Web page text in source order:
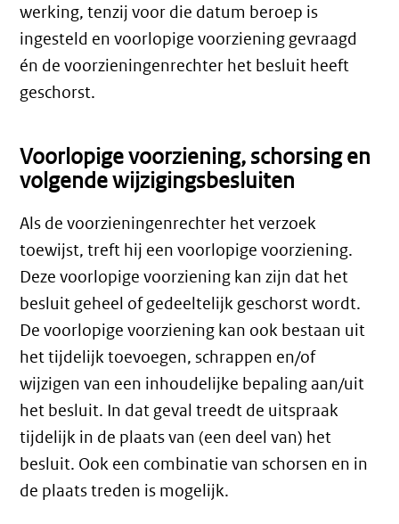
werking, tenzij voor die datum beroep is
ingesteld en voorlopige voorziening gevraagd
én de voorzieningenrechter het besluit heeft
geschorst.
Voorlopige voorziening, schorsing en
volgende wijzigingsbesluiten
Als de voorzieningenrechter het verzoek
toewijst, treft hij een voorlopige voorziening.
Deze voorlopige voorziening kan zijn dat het
besluit geheel of gedeeltelijk geschorst wordt.
De voorlopige voorziening kan ook bestaan uit
het tijdelijk toevoegen, schrappen en/of
wijzigen van een inhoudelijke bepaling aan/uit
het besluit. In dat geval treedt de uitspraak
tijdelijk in de plaats van (een deel van) het
besluit. Ook een combinatie van schorsen en in
de plaats treden is mogelijk.